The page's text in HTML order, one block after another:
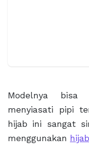
Modelnya bisa
menyiasati pipi
hijab ini sangat
menggunakan hijab